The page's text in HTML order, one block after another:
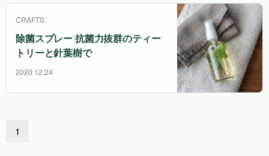
CRAFTS
除菌スプレー 抗菌力抜群のティー
トリーと針葉樹で
2020.12.24
1